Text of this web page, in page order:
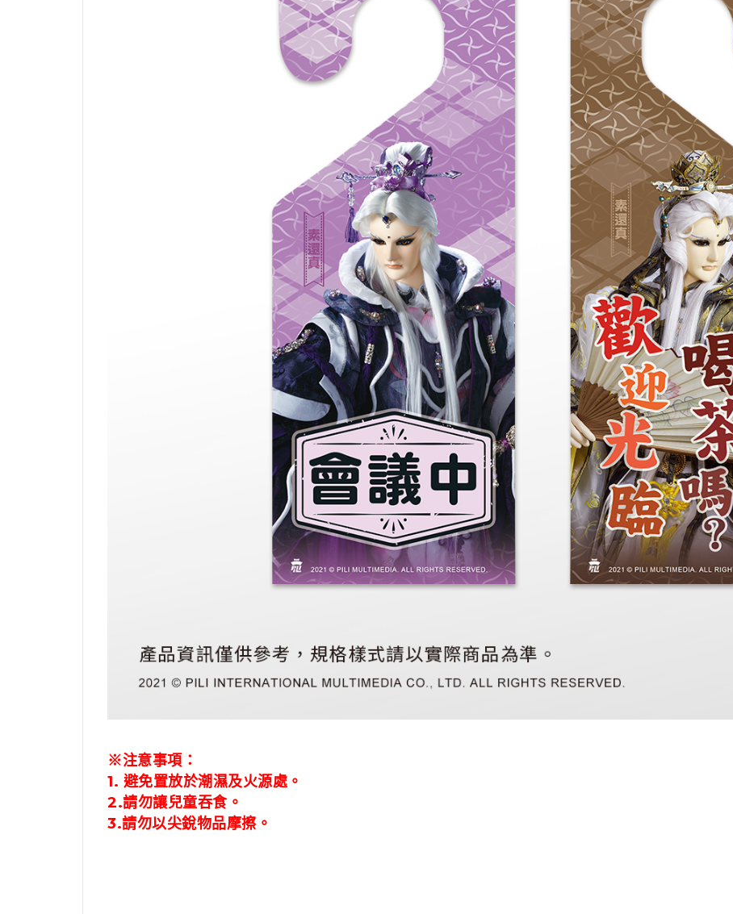
※注意事項：
1. 避免置放於潮濕及火源處。
2.請勿讓兒童吞食。
3.請勿以尖銳物品摩擦。